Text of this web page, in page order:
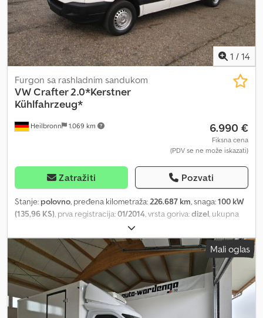
1 / 14
Heilbronn 1.069 km
Furgon sa rashladnim sandukom
VWCrafter 2.0*Kerstner
Kühlfahrzeug*
6.990 €
Fiksna cena
(PDV se ne može iskazati)
Zatražiti Pozvati
Stanje: polovno, pređena kilometraža: 226.687 km, snaga:100 kW
(135,96 KS) , prva registracija:01/2014 , vrsta goriva:dizel , ukupna
, tip prenosa:
razred:Euro 5, broj sedišta:3, Oprema:ABS, centralno
zaključavanje, elektronski program stabilnosti (ESP), filter za
čađ, navigacioni sistem
, !!!!! HLAĐENJE NE RADI !!!!! 3 sedišta,
servo volan, vazdušni jastuk za vozača, 6-brzinski ručni menjač,
obrtomer, servo volan, električni podizači prozora, putni računar,
električni spoljašnji retrovizori, središnji naslon za ruku, Euro5,
krilna zadnja vrata, centralno zaključavanje + daljinski upravljač,
Mali oglas